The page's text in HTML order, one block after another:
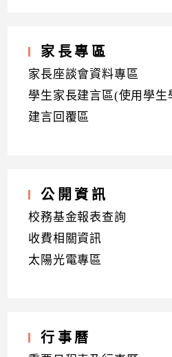
家長專區
家長座談會資料專區
學生家長建言區(使用學生
建言回覆區
公開資訊
校務基金報表查詢
收費相關資訊
太陽光電專區
行事曆